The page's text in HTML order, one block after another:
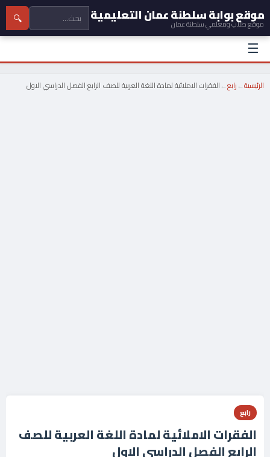
موقع بوابة سلطنة عمان التعليمية
موقع طلاب ومعلمي سلطنة عمان 🔍
☰
الرئيسية←رابع←الفقرات الاملائية لمادة اللغة العربية للصف الرابع الفصل الدراسي الاول
رابع
الفقرات الاملائية لمادة اللغة العربية للصف
الرابع الفصل الدراسي الاول